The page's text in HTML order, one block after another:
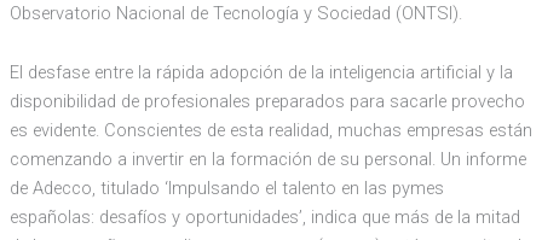
Observatorio Nacional de Tecnología y Sociedad (ONTSI).
El desfase entre la rápida adopción de la inteligencia artificial y la
disponibilidad de profesionales preparados para sacarle provecho
es evidente. Conscientes de esta realidad, muchas empresas están
comenzando a invertir en la formación de su personal. Un informe
de Adecco, titulado ‘Impulsando el talento en las pymes
españolas: desafíos y oportunidades’, indica que más de la mitad